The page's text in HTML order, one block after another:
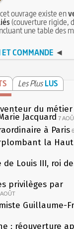
ouvrage existe en
(couverture rigide,
une table des
COMMANDE ◄
Les Plus LUS
du
Jacquard 7
à Paris
la
Louis III, roi
privilèges par
Guillaume-
: réouverture